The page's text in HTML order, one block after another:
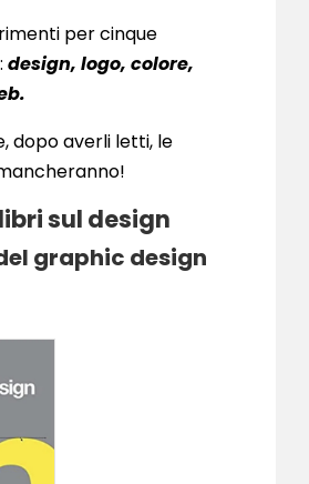
per cinque
design, logo, colore,
dopo averli letti, le
sul design
graphic design